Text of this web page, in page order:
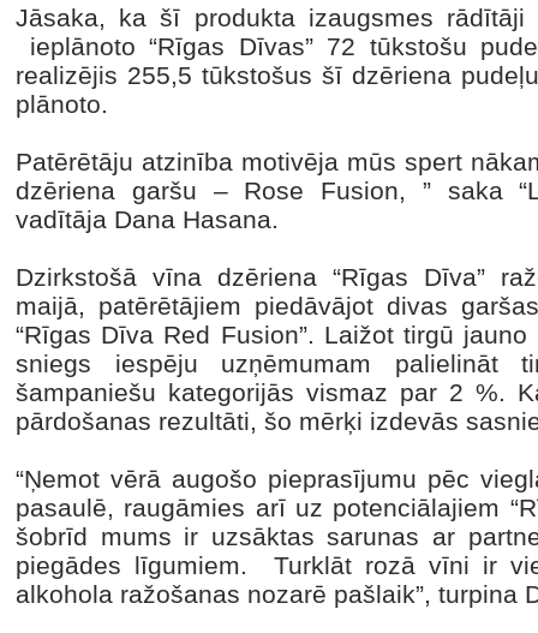
Jāsaka, ka šī produkta izaugsmes
ieplānoto “Rīgas Dīvas” 72 tūkstošu
realizējis 255,5 tūkstošus šī dzēriena
plānoto.
Patērētāju atzinība motivēja mūs spert
dzēriena garšu – Rose Fusion, ” saka
vadītāja Dana Hasana.
Dzirkstošā vīna dzēriena “Rīgas Dīva”
maijā, patērētājiem piedāvājot divas
“Rīgas Dīva Red Fusion”. Laižot tirgū
sniegs iespēju uzņēmumam palielināt
šampaniešu kategorijās vismaz par 2 %.
pārdošanas rezultāti, šo mērķi izdevās
“Ņemot vērā augošo pieprasījumu pēc
pasaulē, raugāmies arī uz potenciālajiem
šobrīd mums ir uzsāktas sarunas ar
piegādes līgumiem. Turklāt rozā vīni ir
alkohola ražošanas nozarē pašlaik”, turpina